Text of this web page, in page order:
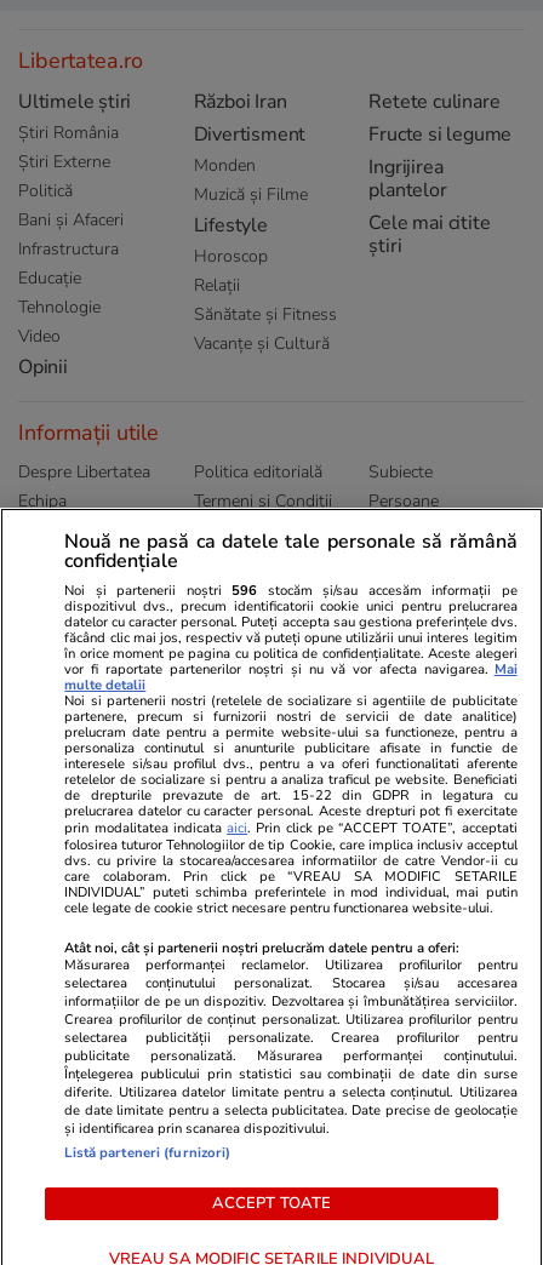
Libertatea.ro
Ultimele știri
Știri România
Știri Externe
Politică
Bani și Afaceri
Infrastructura
Educație
Tehnologie
Video
Opinii
Război Iran
Divertisment
Monden
Muzică și Filme
Lifestyle
Horoscop
Relații
Sănătate și Fitness
Vacanțe și Cultură
Retete culinare
Fructe si legume
Ingrijirea
plantelor
Cele mai citite
știri
Informații utile
Despre Libertatea
Echipa
Publicitate
Politica de
Politica editorială
Termeni și Conditii
Abonamente
Subiecte
Persoane
Sitemap
Ringier România
Libertatea pentru
Unica.ro
Program TV
Avantaje
ELLE
Gazeta Sporturilor
Stiri mondene
Calculator sarcina
Ajută Copiii
Locuri de muncă
Imobiliare.ro
Jobradar24
Imoradar24
Colecții Libertatea
Pariază responsabil! Decizia ONJN nr. 821/25.09.2025.
Jocurile de noroc sunt interzise minorilor.
© 2026 Ringier Romania. Toate drepturile rezervate
Actualizare preferințe cookies
Nouă ne pasă ca datele tale personale să rămână
confidențiale
Noi și partenerii noștri 596 stocăm și/sau accesăm informații pe
dispozitivul dvs., precum identificatorii cookie unici pentru prelucrarea
datelor cu caracter personal. Puteți accepta sau gestiona preferințele dvs.
făcând clic mai jos, respectiv vă puteți opune utilizării unui interes legitim
în orice moment pe pagina cu politica de confidențialitate. Aceste alegeri
vor fi raportate partenerilor noștri și nu vă vor afecta navigarea. Mai
multe detalii
Noi si partenerii nostri (retelele de socializare si agentiile de publicitate
partenere, precum si furnizorii nostri de servicii de date analitice)
prelucram date pentru a permite website-ului sa functioneze, pentru a
personaliza continutul si anunturile publicitare afisate in functie de
interesele si/sau profilul dvs., pentru a va oferi functionalitati aferente
retelelor de socializare si pentru a analiza traficul pe website. Beneficiati
de drepturile prevazute de art. 15-22 din GDPR in legatura cu
prelucrarea datelor cu caracter personal. Aceste drepturi pot fi exercitate
prin modalitatea indicataaici. Prin click pe “ACCEPT TOATE”, acceptati
folosirea tuturor Tehnologiilor de tip Cookie, care implica inclusiv acceptul
dvs. cu privire la stocarea/accesarea informatiilor de catre Vendor-ii cu
care colaboram. Prin click pe “VREAU SA MODIFIC SETARILE
INDIVIDUAL” puteti schimba preferintele in mod individual, mai putin
cele legate de cookie strict necesare pentru functionarea website-ului.
Atât noi, cât și partenerii noștri prelucrăm datele pentru a oferi:
Măsurarea performanței reclamelor. Utilizarea profilurilor pentru
selectarea conținutului personalizat. Stocarea și/sau accesarea
informațiilor de pe un dispozitiv. Dezvoltarea și îmbunătățirea serviciilor.
Crearea profilurilor de conținut personalizat. Utilizarea profilurilor pentru
selectarea publicității personalizate. Crearea profilurilor pentru
publicitate personalizată. Măsurarea performanței conținutului.
Înțelegerea publicului prin statistici sau combinații de date din surse
diferite. Utilizarea datelor limitate pentru a selecta conținutul. Utilizarea
de date limitate pentru a selecta publicitatea. Date precise de geolocație
și identificarea prin scanarea dispozitivului.
Listă parteneri (furnizori)
ACCEPT TOATE
VREAU SA MODIFIC SETARILE INDIVIDUAL